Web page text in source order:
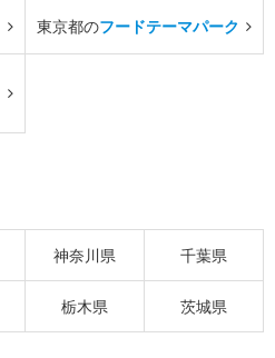
東京都のフードテーマパーク
神奈川県 千葉県
栃木県 茨城県